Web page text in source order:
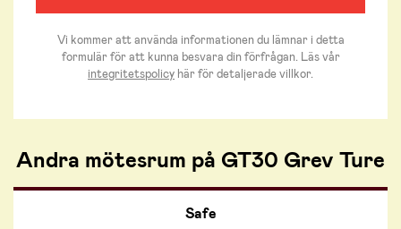
Vi kommer att använda informationen du lämnar i detta
formulär för att kunna besvara din förfrågan. Läs vår
integritetspolicy här för detaljerade villkor.
Andra mötesrum på GT30 Grev Ture
Safe